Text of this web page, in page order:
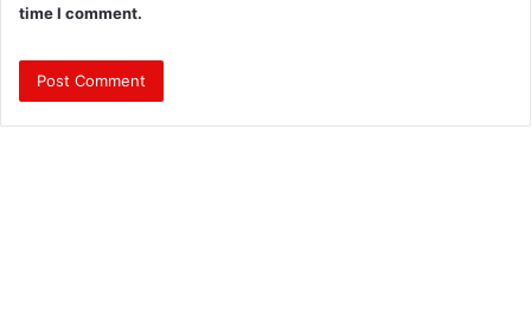
time I comment.